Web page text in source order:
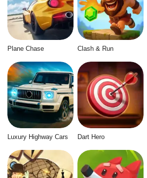
Plane Chase Clash & Run
Luxury Highway Cars Dart Hero